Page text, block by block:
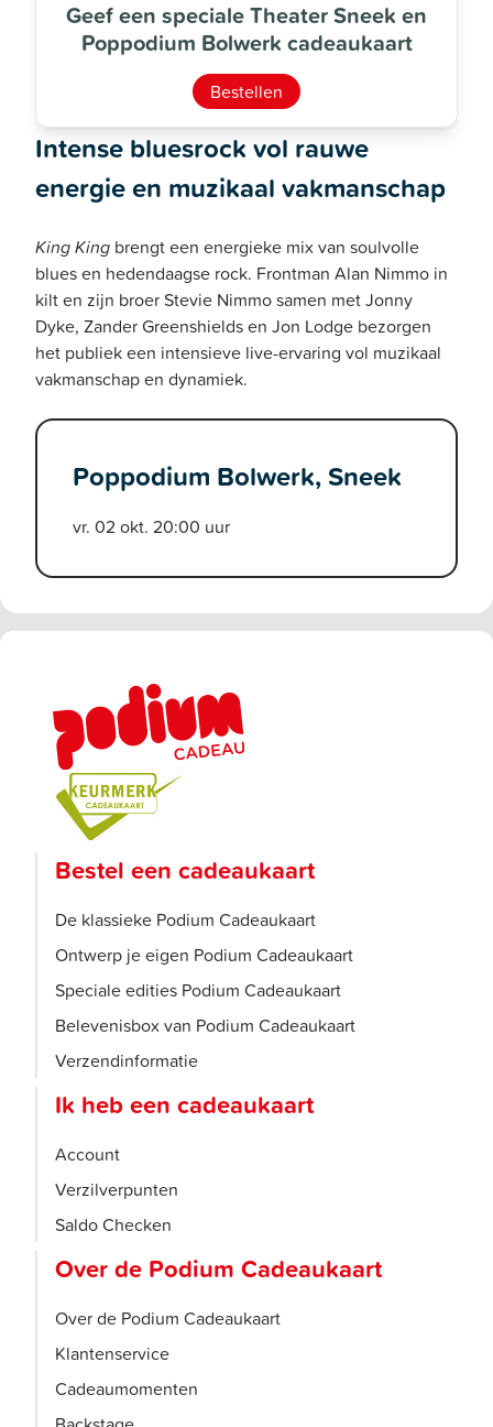
Intense bluesrock vol rauwe
energie en muzikaal vakmanschap
King King brengt een energieke mix van soulvolle
blues en hedendaagse rock. Frontman Alan Nimmo in
kilt en zijn broer Stevie Nimmo samen met Jonny
Dyke, Zander Greenshields en Jon Lodge bezorgen
het publiek een intensieve live-ervaring vol muzikaal
vakmanschap en dynamiek.
Poppodium Bolwerk, Sneek
vr. 02 okt. 20:00 uur
Geef een speciale Theater Sneek en
Poppodium Bolwerk cadeaukaart
Bestellen
Bestel een cadeaukaart
De klassieke Podium Cadeaukaart
Ontwerp je eigen Podium Cadeaukaart
Speciale edities Podium Cadeaukaart
Belevenisbox van Podium Cadeaukaart
Verzendinformatie
Ik heb een cadeaukaart
Account
Verzilverpunten
Saldo Checken
Over de Podium Cadeaukaart
Over de Podium Cadeaukaart
Klantenservice
Cadeaumomenten